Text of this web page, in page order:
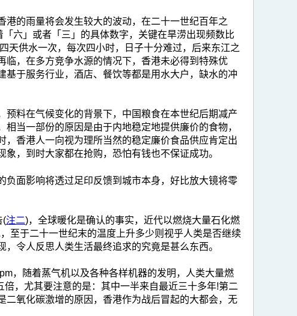
的雨量将会发生较大的波动，在二十一世纪百年之
六」或者「三」的具体数字，关键在旱涝出现频数比
天供水一次，每次四小时，日子十分难过，后来东江之
，在多方竞争水源的情况下，香港未必得到特殊优
于服务行业，酒店、餐饮等都是用水大户，缺水的冲
料在气候变化的背景下，中国粮食在本世纪后期减产
当一部份的原因是由于内地稳定地提供廉价的食物，
香港人一向视为理所当然的稳定廉价食品供应肯定出
，到时大家都在抢购，恐怕有钱也不保证成功。
面影响将透过足印反馈到城市本身，好比放大镜将零
(注二)，全球暖化是确认的事实，近代以燃烧大量石化燃
至于二十一世纪末的温度上升多少则视乎人类是否继续
令人反思人类生活最终追求的究竟是甚么东西。
，随着蒸气机以及各种各样机器的发明，人类大量燃
，尤其要注意的是：其中一半来自最近三十多年!第二
氧化碳激增的原因，香港作为战后冒起的大都会，无